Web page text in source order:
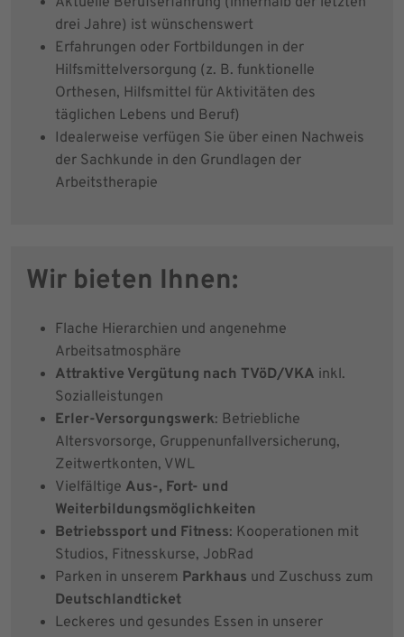
drei Jahre) ist wünschenswert
Erfahrungen oder Fortbildungen in der
Hilfsmittelversorgung (z. B. funktionelle
Orthesen, Hilfsmittel für Aktivitäten des
täglichen Lebens und Beruf)
Idealerweise verfügen Sie über einen Nachweis
der Sachkunde in den Grundlagen der
Arbeitstherapie
Wir bieten Ihnen:
Flache Hierarchien und angenehme
Arbeitsatmosphäre
Attraktive Vergütung nach TVöD/VKA inkl.
Sozialleistungen
Erler-Versorgungswerk: Betriebliche
Altersvorsorge, Gruppenunfallversicherung,
Zeitwertkonten, VWL
Vielfältige Aus-, Fort- und
Weiterbildungsmöglichkeiten
Betriebssport und Fitness: Kooperationen mit
Studios, Fitnesskurse, JobRad
Parken in unserem Parkhaus und Zuschuss zum
Deutschlandticket
Leckeres und gesundes Essen in unserer